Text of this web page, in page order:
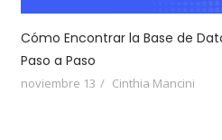
Cómo Encontrar la Base de
Paso a Paso
noviembre 13 Cinthia Mancini